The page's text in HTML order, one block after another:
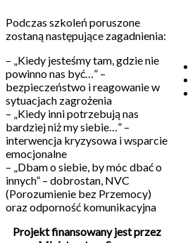
Podczas szkoleń poruszone
zostaną następujące zagadnienia:
– „Kiedy jesteśmy tam, gdzie nie
powinno nas być…” –
bezpieczeństwo i reagowanie w
sytuacjach zagrożenia
– „Kiedy inni potrzebują nas
bardziej niż my siebie…” –
interwencja kryzysowa i wsparcie
emocjonalne
– „Dbam o siebie, by móc dbać o
innych” – dobrostan, NVC
(Porozumienie bez Przemocy)
oraz odporność komunikacyjna
Projekt finansowany jest przez